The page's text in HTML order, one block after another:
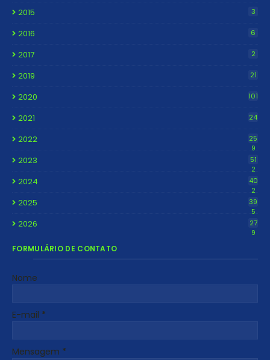
2015 3
2016 6
2017 2
2019 21
2020 101
2021 24
2022
25
9
2023
51
2
2024
40
2
2025
39
5
2026
27
9
FORMULÁRIO DE CONTATO
Nome
E-mail *
Mensagem *